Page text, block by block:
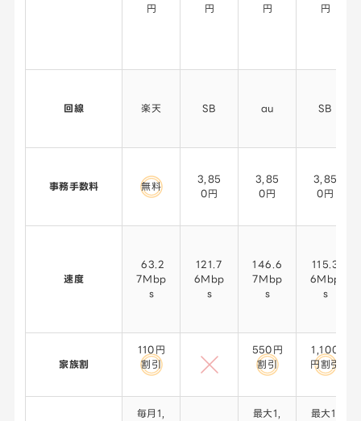
円
円
円
円
回線 楽天 SB au SB
事務手数料 無料
3,85
0円
3,85
0円
3,85
0円
速度
63.2
7Mbp
s
121.7
6Mbp
s
146.6
7Mbp
s
115.3
6Mbp
s
家族割
110円
割引
550円
割引
1,100
円割引
毎月1,
最大1,
最大1,